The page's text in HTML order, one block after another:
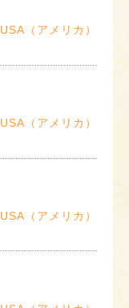
USA（アメリカ）
USA（アメリカ）
USA（アメリカ）